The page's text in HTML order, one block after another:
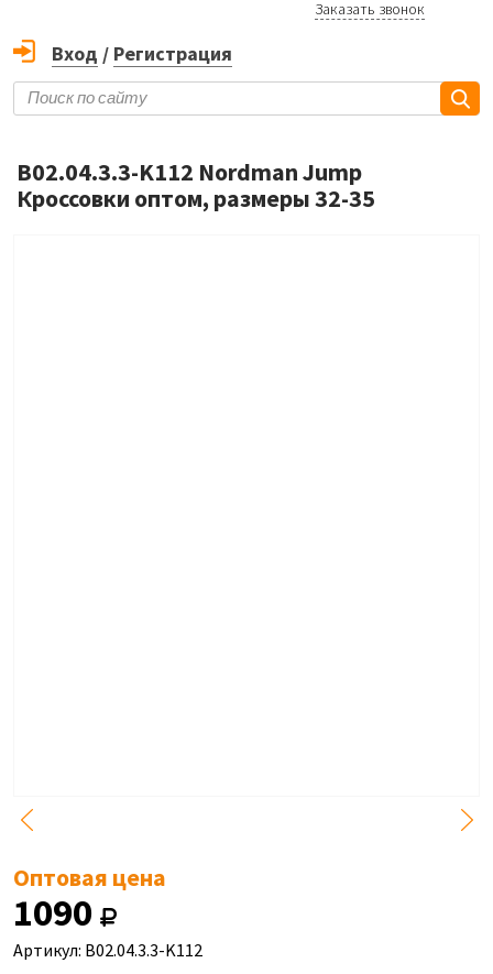
Заказать звонок
Вход / Регистрация
B02.04.3.3-K112 Nordman Jump
Кроссовки оптом, размеры 32-35
Оптовая цена
1090
Артикул: B02.04.3.3-K112